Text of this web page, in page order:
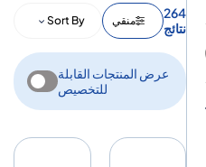
264
نتائج
منقي Sort By
عرض المنتجات القابلة
للتخصيص